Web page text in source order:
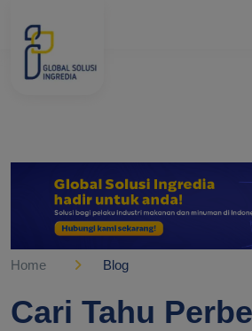
BLOGS
PARTNER
EXPERTISE
Home Blog
Cari Tahu